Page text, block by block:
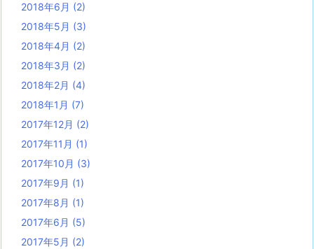
2018年6月 (2)
2018年5月 (3)
2018年4月 (2)
2018年3月 (2)
2018年2月 (4)
2018年1月 (7)
2017年12月 (2)
2017年11月 (1)
2017年10月 (3)
2017年9月 (1)
2017年8月 (1)
2017年6月 (5)
2017年5月 (2)